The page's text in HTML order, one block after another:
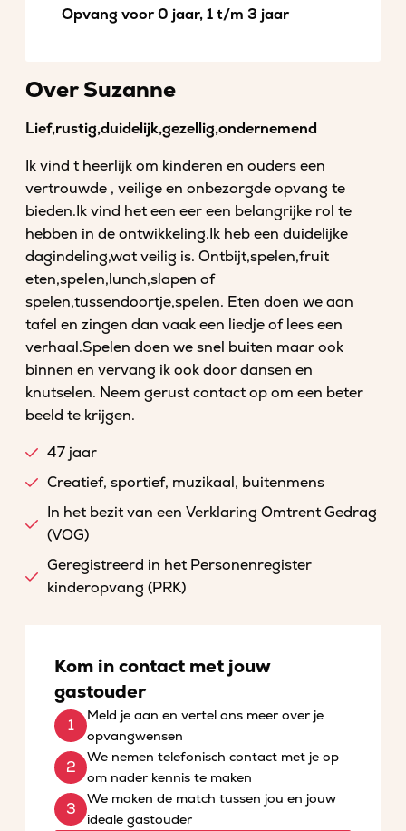
Opvang voor 0 jaar, 1 t/m 3 jaar
Over Suzanne
Lief,rustig,duidelijk,gezellig,ondernemend
Ik vind t heerlijk om kinderen en ouders een
vertrouwde , veilige en onbezorgde opvang te
bieden.Ik vind het een eer een belangrijke rol te
hebben in de ontwikkeling.Ik heb een duidelijke
dagindeling,wat veilig is. Ontbijt,spelen,fruit
eten,spelen,lunch,slapen of
spelen,tussendoortje,spelen. Eten doen we aan
tafel en zingen dan vaak een liedje of lees een
verhaal.Spelen doen we snel buiten maar ook
binnen en vervang ik ook door dansen en
knutselen. Neem gerust contact op om een beter
beeld te krijgen.
47 jaar
Creatief, sportief, muzikaal, buitenmens
In het bezit van een Verklaring Omtrent Gedrag
(VOG)
Geregistreerd in het Personenregister
kinderopvang (PRK)
Kom in contact met jouw
gastouder
Meld je aan en vertel ons meer over je
opvangwensen
We nemen telefonisch contact met je op
om nader kennis te maken
We maken de match tussen jou en jouw
ideale gastouder